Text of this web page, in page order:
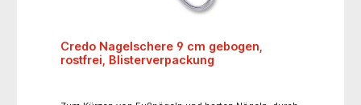
Credo Nagelschere 9 cm gebogen,
rostfrei, Blisterverpackung